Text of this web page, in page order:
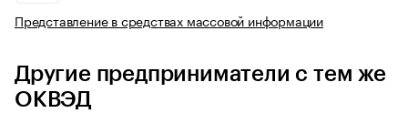
Представление в средствах массовой информации
Другие предприниматели с тем же
ОКВЭД